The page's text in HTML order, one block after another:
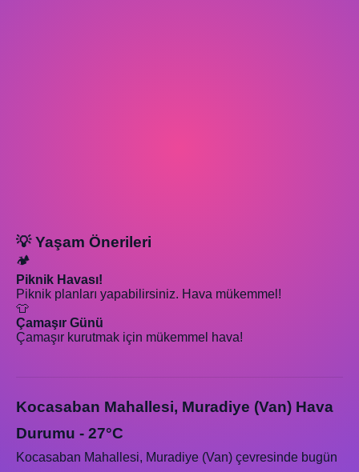
💡 Yaşam Önerileri
🏕️
Piknik Havası!
Piknik planları yapabilirsiniz. Hava mükemmel!
👕
Çamaşır Günü
Çamaşır kurutmak için mükemmel hava!
Kocasaban Mahallesi, Muradiye (Van) Hava
Durumu - 27°C
Kocasaban Mahallesi, Muradiye (Van) çevresinde bugün